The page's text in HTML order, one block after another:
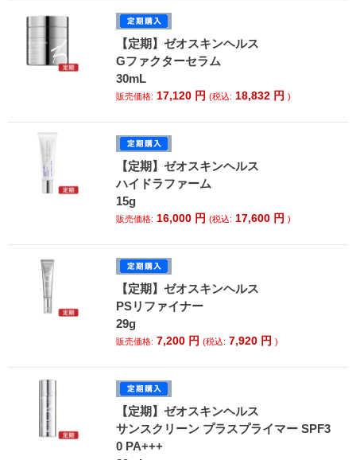
【定期】ゼオスキンヘルス
Gファクターセラム
30mL
販売価格: 17,120 円(税込: 18,832 円)
【定期】ゼオスキンヘルス
ハイドラファーム
15g
販売価格: 16,000 円(税込: 17,600 円)
【定期】ゼオスキンヘルス
PSリファイナー
29g
販売価格: 7,200 円(税込: 7,920 円)
【定期】ゼオスキンヘルス
サンスクリーン プラスプライマー SPF3
0 PA+++